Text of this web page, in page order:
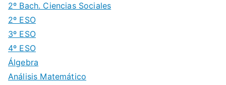
2º Bach. Ciencias Sociales
2º ESO
3º ESO
4º ESO
Álgebra
Análisis Matemático